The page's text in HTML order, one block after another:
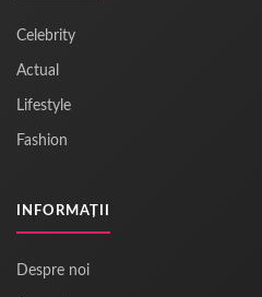
Celebrity
Actual
Lifestyle
Fashion
INFORMAȚII
Despre noi